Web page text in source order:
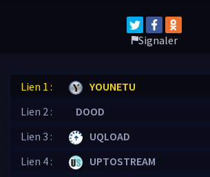
Signaler
Lien 1 :
YOUNETU
Lien 2 :
DOOD
Lien 3 :
UQLOAD
Lien 4 :
UPTOSTREAM